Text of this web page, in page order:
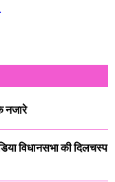
नजारे
विधानसभा की दिलचस्प